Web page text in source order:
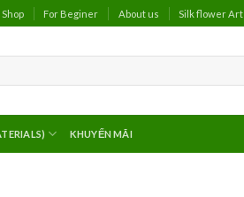
Shop For Beginer About us Silk flower Art
KHUYẾN MÃI